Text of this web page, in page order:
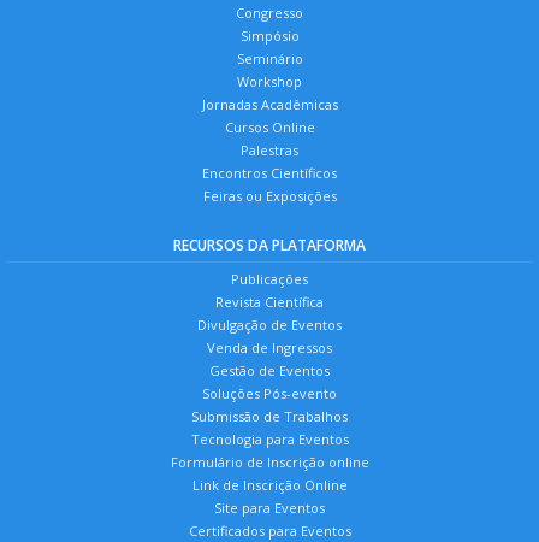
Congresso
Simpósio
Seminário
Workshop
Jornadas Acadêmicas
Cursos Online
Palestras
Encontros Científicos
Feiras ou Exposições
RECURSOS DA PLATAFORMA
Publicações
Revista Científica
Divulgação de Eventos
Venda de Ingressos
Gestão de Eventos
Soluções Pós-evento
Submissão de Trabalhos
Tecnologia para Eventos
Formulário de Inscrição online
Link de Inscrição Online
Site para Eventos
Certificados para Eventos